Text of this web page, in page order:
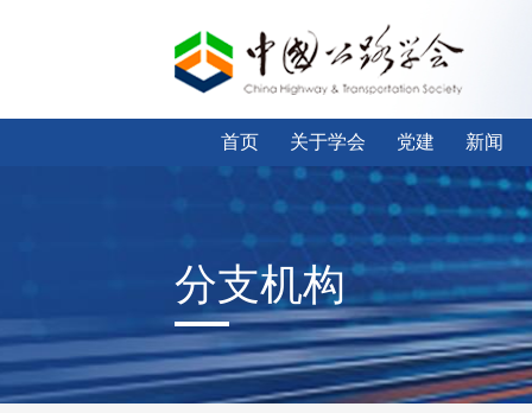
首页 关于学会 党建 新闻
分支机构